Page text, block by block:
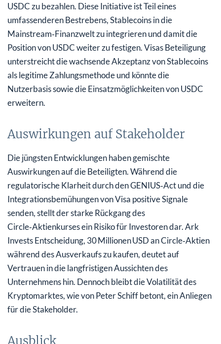
USDC zu bezahlen. Diese Initiative ist Teil eines
umfassenderen Bestrebens, Stablecoins in die
Mainstream‑Finanzwelt zu integrieren und damit die
Position von USDC weiter zu festigen. Visas Beteiligung
unterstreicht die wachsende Akzeptanz von Stablecoins
als legitime Zahlungsmethode und könnte die
Nutzerbasis sowie die Einsatzmöglichkeiten von USDC
erweitern.
Auswirkungen auf Stakeholder
Die jüngsten Entwicklungen haben gemischte
Auswirkungen auf die Beteiligten. Während die
regulatorische Klarheit durch den GENIUS‑Act und die
Integrationsbemühungen von Visa positive Signale
senden, stellt der starke Rückgang des
Circle‑Aktienkurses ein Risiko für Investoren dar. Ark
Invests Entscheidung, 30 Millionen USD an Circle‑Aktien
während des Ausverkaufs zu kaufen, deutet auf
Vertrauen in die langfristigen Aussichten des
Unternehmens hin. Dennoch bleibt die Volatilität des
Kryptomarktes, wie von Peter Schiff betont, ein Anliegen
für die Stakeholder.
Ausblick